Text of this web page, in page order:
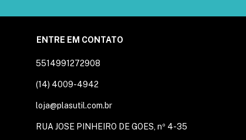
ENTRE EM CONTATO
5514991272908
(14) 4009-4942
loja@plasutil.com.br
RUA JOSE PINHEIRO DE GOES, nº 4-35